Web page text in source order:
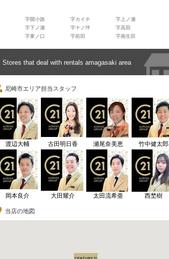
字開小路 字カイチ
字上ノ瀬
字下ノ瀬 字十ノ坪
字高田
字東ノ口 字前田 字南生田
Stores that deal with rentals amagasaki area
尼崎市エリア担当スタッフ
渡辺大輔 古田明日香 瀬尾奈美恵 竹中健太郎
岡本良介 大田耀介 太田流希亜 西埜樹
当店の地図